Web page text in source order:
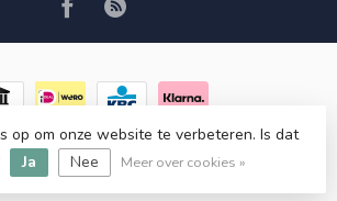
RC COSMETICS- Powered byLightspeed-
design
Dyvelopment
op om onze website te verbeteren. Is dat
Ja Nee Meer over cookies »